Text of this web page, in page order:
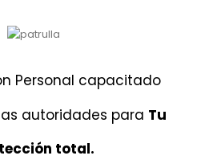
Personal capacitado
autoridades para Tu
total.